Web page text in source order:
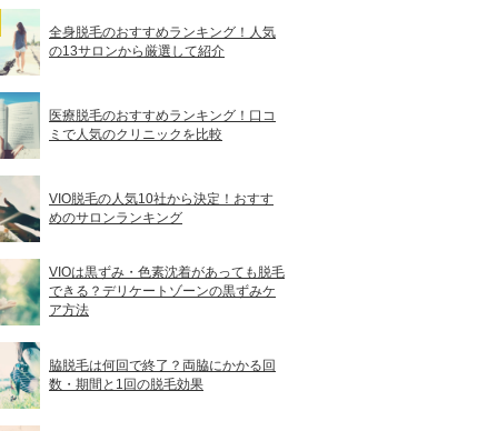
全身脱毛のおすすめランキング！人気
の13サロンから厳選して紹介
医療脱毛のおすすめランキング！口コ
ミで人気のクリニックを比較
VIO脱毛の人気10社から決定！おすす
めのサロンランキング
VIOは黒ずみ・色素沈着があっても脱毛
できる？デリケートゾーンの黒ずみケ
ア方法
脇脱毛は何回で終了？両脇にかかる回
数・期間と1回の脱毛効果